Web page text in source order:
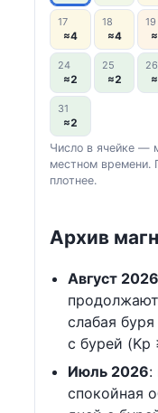
17
≈4
18
≈4
19
24
≈2
25
≈2
26
31
≈2
Число в ячейке —
местном
плотнее.
Архив
Август 2026
слабая
с бурей (Kp
Июль 2026:
спокойная